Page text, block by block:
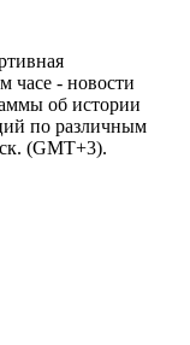
часе - новости
об истории
по различным
(GMT+3).